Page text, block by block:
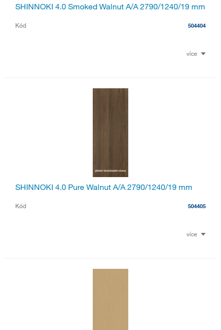
SHINNOKI 4.0 Smoked Walnut A/A 2790/1240/19 mm
Kód 504404
více
SHINNOKI 4.0 Pure Walnut A/A 2790/1240/19 mm
Kód 504405
více